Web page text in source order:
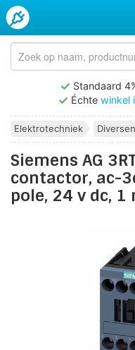
Standaard
Échte winkel
Elektrotechniek Diversen
Siemens AG
contactor, ac-
pole, 24 v dc,